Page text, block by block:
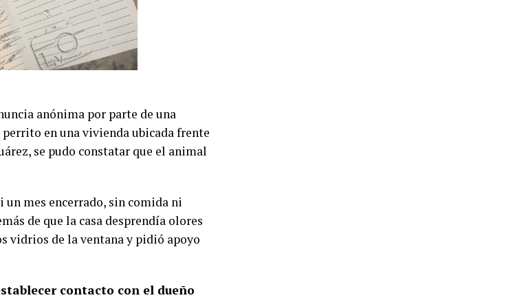
anónima por parte de una
en una vivienda ubicada frente
se pudo constatar que el animal
mes encerrado, sin comida ni
de que la casa desprendía olores
vidrios de la ventana y pidió apoyo
contacto con el dueño